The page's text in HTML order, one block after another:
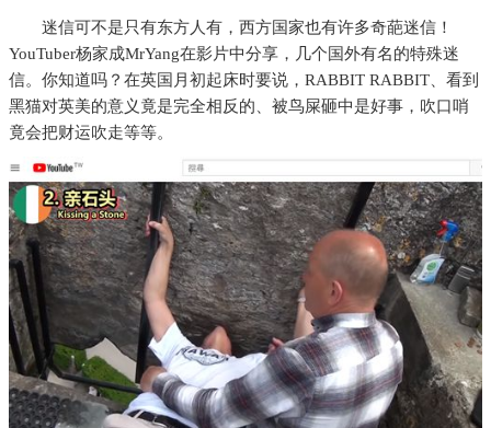
迷信可不是只有东方人有，西方国家也有许多奇葩迷信！
YouTuber杨家成MrYang在影片中分享，几个国外有名的特殊迷
信。你知道吗？在英国月初起床时要说，RABBIT RABBIT、看到
黑猫对英美的意义竟是完全相反的、被鸟屎砸中是好事，吹口哨
竟会把财运吹走等等。